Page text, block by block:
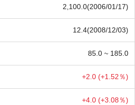
2,100.0(2006/01/17)
12.4(2008/12/03)
85.0 ~ 185.0
+2.0 (+1.52％)
+4.0 (+3.08％)